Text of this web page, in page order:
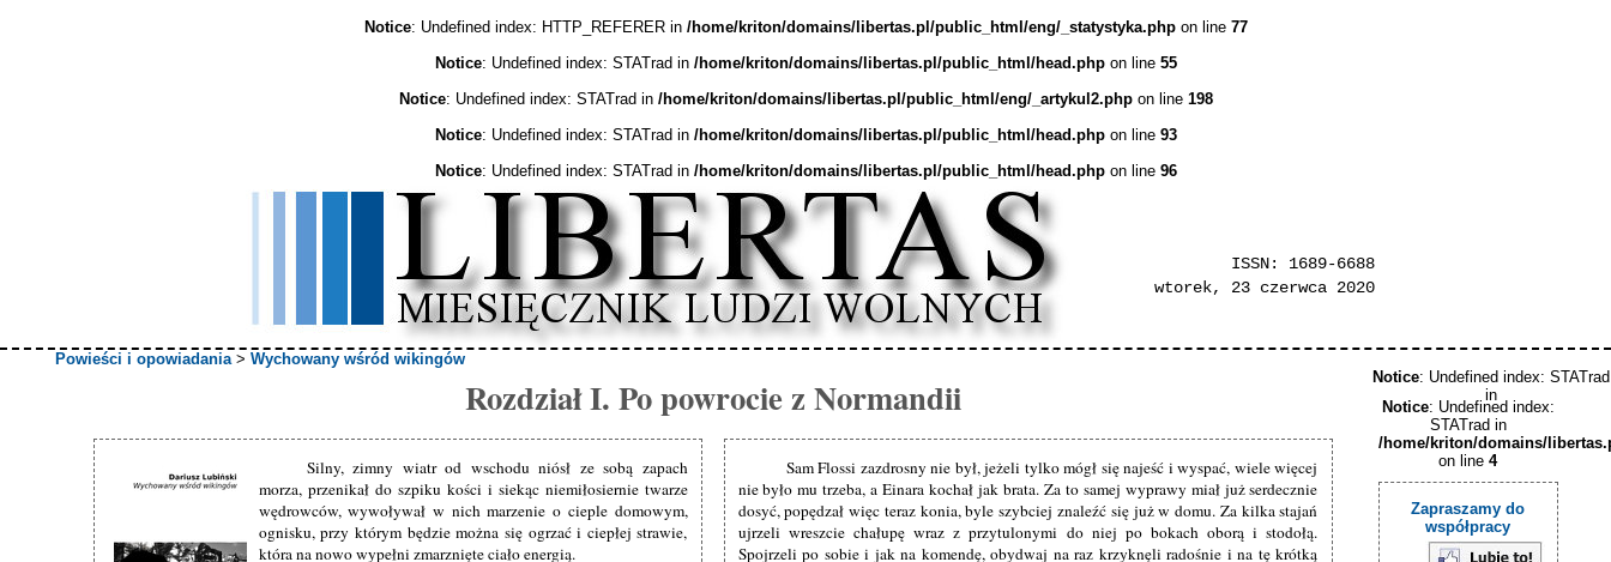
Notice: Undefined index: HTTP_REFERER in /home/kriton/domains/libertas.pl/public_html/eng/_statystyka.phpon line 77
Notice: Undefined index: STATrad in /home/kriton/domains/libertas.pl/public_html/head.phpon line 55
Notice: Undefined index: STATrad in /home/kriton/domains/libertas.pl/public_html/eng/_artykul2.phpon line 198
Notice: Undefined index: STATrad in /home/kriton/domains/libertas.pl/public_html/head.phpon line 93
Notice: Undefined index: STATrad in /home/kriton/domains/libertas.pl/public_html/head.phpon line 96
ISSN: 1689-6688
wtorek, 23 czerwca 2020
Powieści i opowiadania> Wychowany wśród wikingów
Rozdział I. Po powrocie z Normandii
Silny, zimny wiatr od wschodu niósł ze sobą zapach
morza, przenikał do szpiku kości i siekąc niemiłosiernie twarze
wędrowców, wywoływał w nich marzenie o cieple domowym,
ognisku, przy którym będzie można się ogrzać i ciepłej strawie,
która na nowo wypełni zmarznięte ciało energią.
Sam Flossi zazdrosny nie był, jeżeli tylko mógł się najeść i wyspać, wiele więcej
nie było mu trzeba, a Einara kochał jak brata. Za to samej wyprawy miał już serdecznie
dosyć, popędzał więc teraz konia, byle szybciej znaleźć się już w domu. Za kilka stajań
ujrzeli wreszcie chałupę wraz z przytulonymi do niej po bokach oborą i stodołą.
Spojrzeli po sobie i jak na komendę, obydwaj na raz krzyknęli radośnie i na tę krótką
Notice: Undefined index:
STATrad in
/home/kriton/domains/
on line 4
Zapraszamy do
współpracy
Notice: Undefined index: STATrad
in